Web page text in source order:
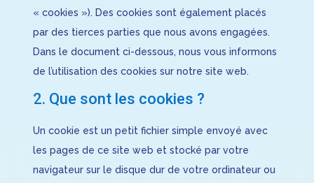
« cookies »). Des cookies sont également placés
par des tierces parties que nous avons engagées.
Dans le document ci-dessous, nous vous informons
de l’utilisation des cookies sur notre site web.
2. Que sont les cookies ?
Un cookie est un petit fichier simple envoyé avec
les pages de ce site web et stocké par votre
navigateur sur le disque dur de votre ordinateur ou